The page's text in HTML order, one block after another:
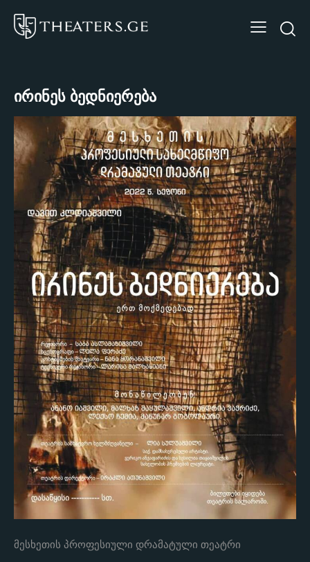
ირინეს ბედნიერება
მესხეთის პროფესიული დრამატული თეატრი